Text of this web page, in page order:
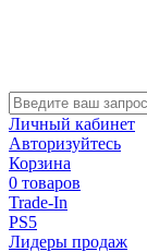
Личный кабинет
Авторизуйтесь
Корзина
0 товаров
Trade-In
PS5
Лидеры продаж